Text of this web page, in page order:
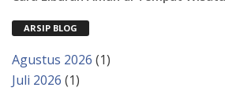
ARSIP BLOG
Agustus 2026 (1)
Juli 2026 (1)